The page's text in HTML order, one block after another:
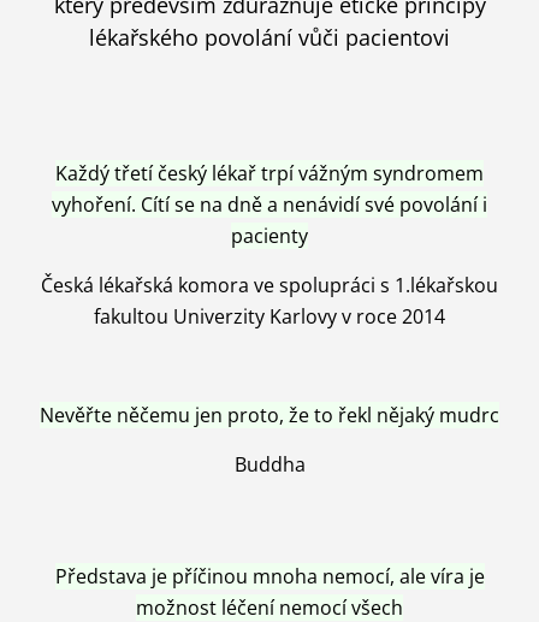
lékařského povolání vůči pacientovi
Každý třetí český lékař trpí vážným syndromem
vyhoření. Cítí se na dně a nenávidí své povolání i
pacienty
Česká lékařská komora ve spolupráci s 1.lékařskou
fakultou Univerzity Karlovy v roce 2014
Nevěřte něčemu jen proto, že to řekl nějaký mudrc
Buddha
Představa je příčinou mnoha nemocí, ale víra je
možnost léčení nemocí všech